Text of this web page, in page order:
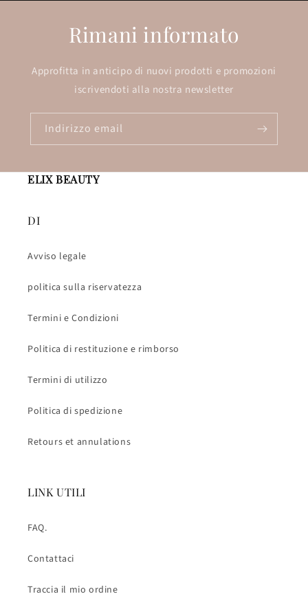
Rimani informato
Approfitta in anticipo di nuovi prodotti e promozioni
iscrivendoti alla nostra newsletter
Indirizzo email
ELIX BEAUTY
DI
Avviso legale
politica sulla riservatezza
Termini e Condizioni
Politica di restituzione e rimborso
Termini di utilizzo
Politica di spedizione
Retours et annulations
LINK UTILI
FAQ.
Contattaci
Traccia il mio ordine